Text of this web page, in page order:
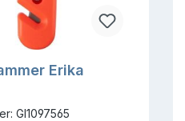
Erika
GI1097565